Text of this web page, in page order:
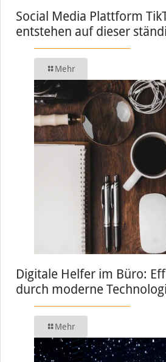
Social Media Plattform
entstehen auf dieser
Mehr
Digitale Helfer im Büro:
durch moderne
Mehr